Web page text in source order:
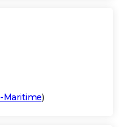
Maritime)